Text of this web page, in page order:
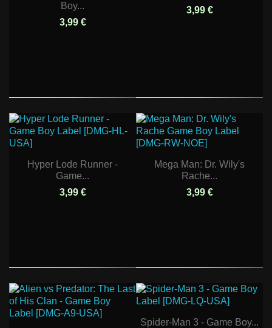
Boy...
3,99 €
3,99 €
Hyper Lode Runner -
Game...
3,99 €
Mega Man: Dr. Wily's
Rache...
3,99 €
Spider-Man 3 - Game Boy...